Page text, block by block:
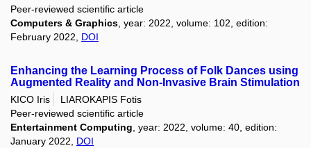
Peer-reviewed scientific article
Computers & Graphics , year: 2022, volume: 102, edition:
February 2022, DOI
Enhancing the Learning Process of Folk Dances using
Augmented Reality and Non-Invasive Brain Stimulation
KICO Iris
LIAROKAPIS Fotis
Peer-reviewed scientific article
Entertainment Computing, year: 2022, volume: 40, edition:
January 2022, DOI